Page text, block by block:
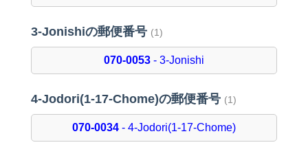
3-Jonishiの郵便番号 (1)
070-0053- 3-Jonishi
4-Jodori(1-17-Chome)の郵便番号 (1)
070-0034- 4-Jodori(1-17-Chome)